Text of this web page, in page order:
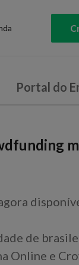
Portal do
de
Online e